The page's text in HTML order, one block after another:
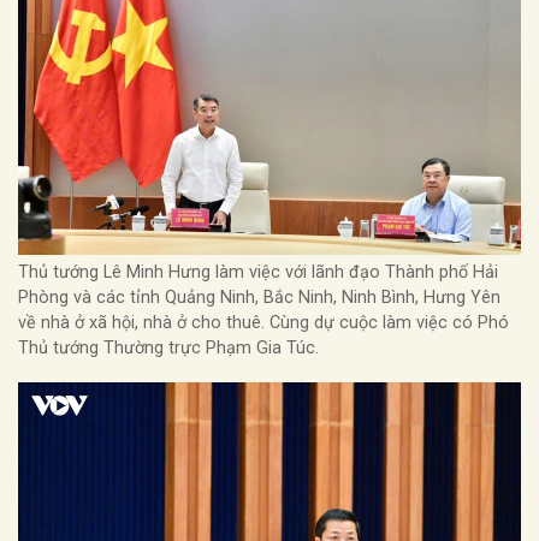
Thủ tướng Lê Minh Hưng làm việc với lãnh đạo Thành phố Hải
Phòng và các tỉnh Quảng Ninh, Bắc Ninh, Ninh Bình, Hưng Yên
về nhà ở xã hội, nhà ở cho thuê. Cùng dự cuộc làm việc có Phó
Thủ tướng Thường trực Phạm Gia Túc.